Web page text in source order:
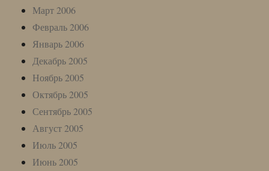
Март 2006
Февраль 2006
Январь 2006
Декабрь 2005
Ноябрь 2005
Октябрь 2005
Сентябрь 2005
Август 2005
Июль 2005
Июнь 2005